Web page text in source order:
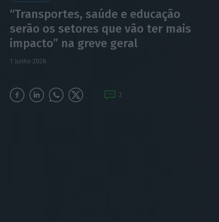
“Transportes, saúde e educação
serão os setores que vão ter mais
impacto” na greve geral
1 Junho 2026
3